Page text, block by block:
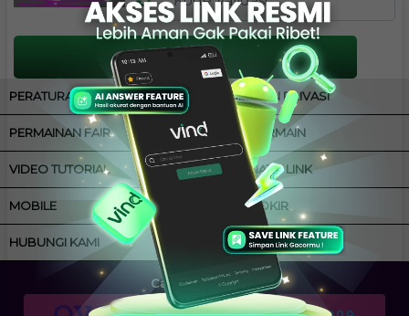
PROSES
PERATURAN KEBIJAKAN PRIVASI
PERMAINAN FAIR CARA BERMAIN
VIDEO TUTORIAL ALTERNATIF LINK
MOBILE ANTI BLOKIR
HUBUNGI KAMI
Cara Pembayaran: